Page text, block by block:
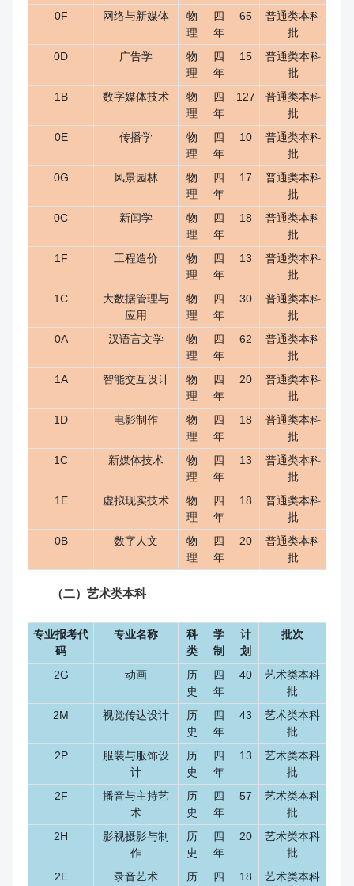
0F 网络与新媒体
物
理
四
年
65
普通类本科
批
0D
广告学
物
理
四
年
15
普通类本科
批
1B
数字媒体技术
物
理
四
年
127
普通类本科
批
0E
传播学
物
理
四
年
10
普通类本科
批
0G
风景园林
物
理
四
年
17
普通类本科
批
0C
新闻学
物
理
四
年
18
普通类本科
批
1F
工程造价
物
理
四
年
13
普通类本科
批
1C
大数据管理与
应用
物
理
四
年
30
普通类本科
批
0A
汉语言文学
物
理
四
年
62
普通类本科
批
1A
智能交互设计
物
理
四
年
20
普通类本科
批
1D
电影制作
物
理
四
年
18
普通类本科
批
1C
新媒体技术
物
理
四
年
13
普通类本科
批
1E
虚拟现实技术
物
理
四
年
18
普通类本科
批
0B
数字人文
物
理
四
年
20
普通类本科
批
（二）艺术类本科
专业报考代
码
专业名称
科
类
学
制
计
划
批次
2G 动画
历
史
四
年
40
艺术类本科
批
2M
视觉传达设计
历
史
四
年
43
艺术类本科
批
2P
服装与服饰设
计
历
史
四
年
13
艺术类本科
批
2F
播音与主持艺
术
历
史
四
年
57
艺术类本科
批
2H
影视摄影与制
作
历
史
四
年
20
艺术类本科
批
2E
录音艺术
历
四
18
艺术类本科